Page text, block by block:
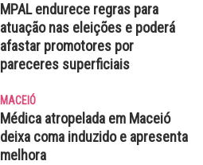
MPAL endurece regras para
atuação nas eleições e poderá
afastar promotores por
pareceres superficiais
MACEIÓ
Médica atropelada em Maceió
deixa coma induzido e apresenta
melhora